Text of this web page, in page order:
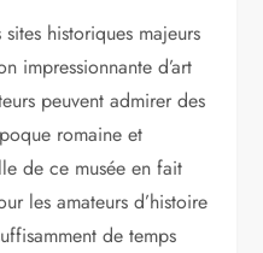
historiques majeurs
impressionnante d’art
peuvent admirer des
romaine et
de ce musée en fait
les amateurs d’histoire
de temps